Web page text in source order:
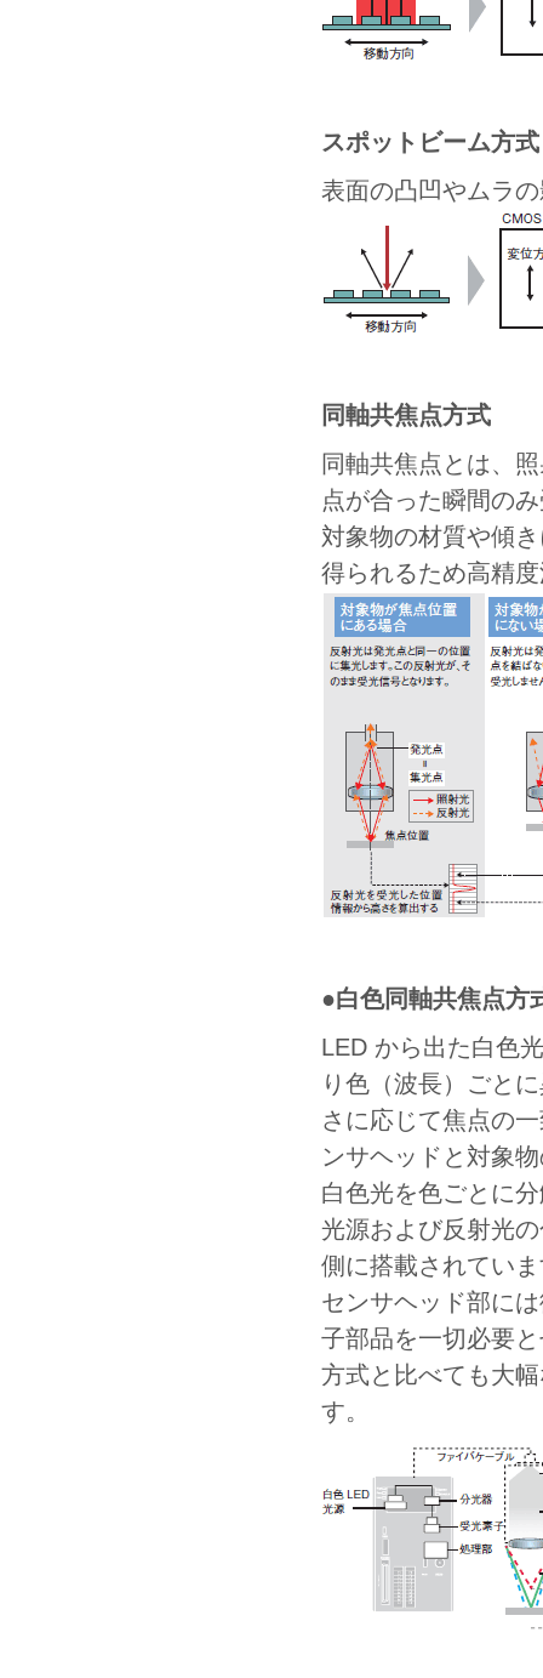
スポットビーム方式
表面の凸凹やムラ
同軸共焦点方式
同軸共焦点とは、
点が合った瞬間の
対象物の材質や傾
得られるため高精
●白色同軸共焦点方
LED から出た白色
り色（波長）ごと
さに応じて焦点の
ンサヘッドと対象
白色光を色ごとに
光源および反射光
側に搭載されてい
センサヘッド部に
子部品を一切必要
方式と比べても大
す。